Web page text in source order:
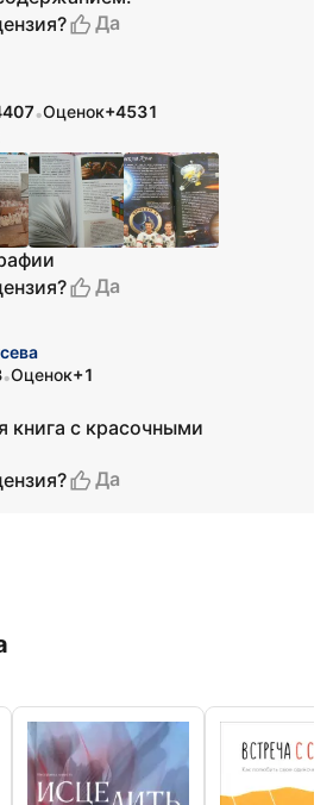
Да
•Оценок+4531
Да
•Оценок+1
книга с красочными
Да